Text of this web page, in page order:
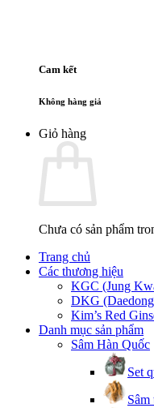
Cam kết
Không hàng giả
Giỏ hàng
Chưa có sản phẩm
Trang chủ
Các thương hiệu
KGC (Jung
DKG
Kim’s Red
Danh mục sản phẩm
Sâm Hàn Quốc
Set
Sâm